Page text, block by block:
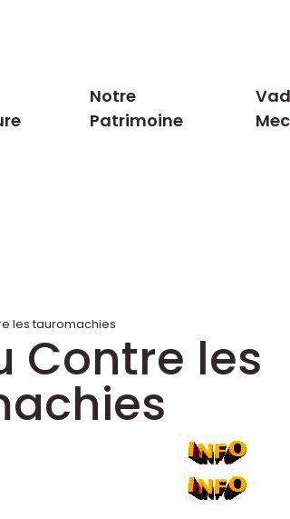
Notre
Patrimoine
les tauromachies
Contre les